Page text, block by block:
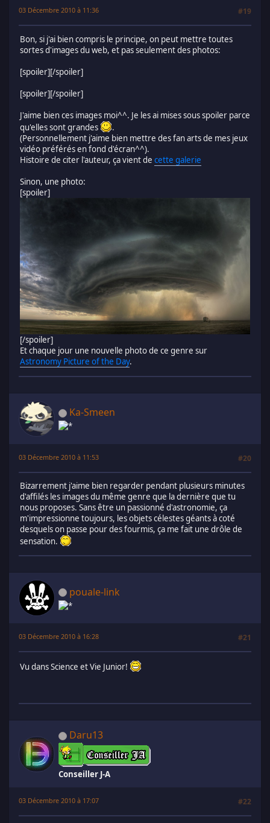
03 Décembre 2010 à 11:36 #19
Bon, si j'ai bien compris le principe, on peut mettre toutes
sortes d'images du web, et pas seulement des photos:
[spoiler][/spoiler]
[spoiler][/spoiler]
J'aime bien ces images moi^^. Je les ai mises sous spoiler parce
qu'elles sont grandes
.
(Personnellement j'aime bien mettre des fan arts de mes jeux
vidéo préférés en fond d'écran^^).
Histoire de citer l'auteur, ça vient de cette galerie
Sinon, une photo:
[spoiler]
[/spoiler]
Et chaque jour une nouvelle photo de ce genre sur
Astronomy Picture of the Day.
Ka-Smeen
03 Décembre 2010 à 11:53 #20
Bizarrement j'aime bien regarder pendant plusieurs minutes
d'affilés les images du même genre que la dernière que tu
nous proposes. Sans être un passionné d'astronomie, ça
m'impressionne toujours, les objets célestes géants à coté
desquels on passe pour des fourmis, ça me fait une drôle de
sensation.
pouale-link
03 Décembre 2010 à 16:28 #21
Vu dans Science et Vie Junior!
Daru13
Conseiller J-A
03 Décembre 2010 à 17:07 #22